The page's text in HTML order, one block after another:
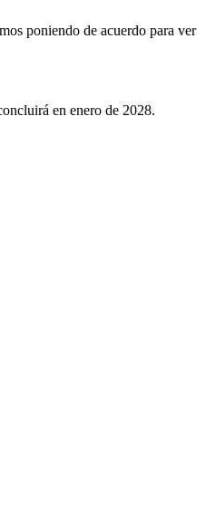
poniendo de acuerdo para ver
en enero de 2028.